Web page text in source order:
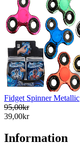
Fidget Spinner Metallic
95,00kr
39,00kr
Information